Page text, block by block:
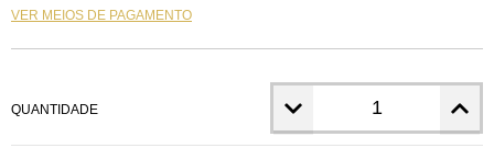
VER MEIOS DE PAGAMENTO
QUANTIDADE